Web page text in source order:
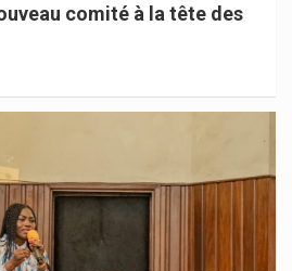
comité à la tête des